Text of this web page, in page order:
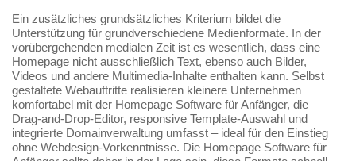
Ein zusätzliches grundsätzliches Kriterium bildet die
Unterstützung für grundverschiedene Medienformate. In der
vorübergehenden medialen Zeit ist es wesentlich, dass eine
Homepage nicht ausschließlich Text, ebenso auch Bilder,
Videos und andere Multimedia-Inhalte enthalten kann. Selbst
gestaltete Webauftritte realisieren kleinere Unternehmen
komfortabel mit der Homepage Software für Anfänger, die
Drag-and-Drop-Editor, responsive Template-Auswahl und
integrierte Domainverwaltung umfasst – ideal für den Einstieg
ohne Webdesign-Vorkenntnisse. Die Homepage Software für